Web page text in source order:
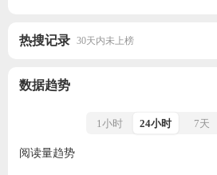
热搜记录 30天内未上榜
数据趋势
1小时 24小时 7天
阅读量趋势